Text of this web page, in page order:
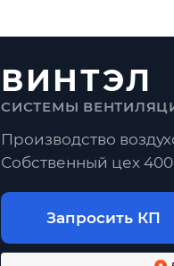
ВИНТЭЛ
СИСТЕМЫ
Производство
Собственный цех
Запросить КП